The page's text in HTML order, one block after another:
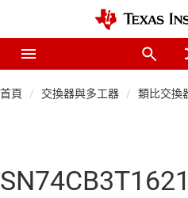
首頁 交換器與多工器 類比交換